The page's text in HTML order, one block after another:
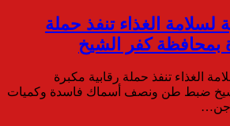
لسلامة الغذاء تنفذ حملة
بمحافظة كفر الشيخ
الغذاء تنفذ حملة رقابية مكبرة
ضبط طن ونصف أسماك فاسدة وكميات